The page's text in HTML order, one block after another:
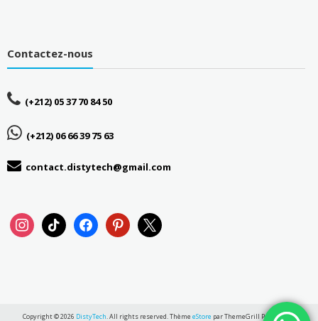
Contactez-nous
(+212) 05 37 70 84 50
(+212) 06 66 39 75 63
contact.distytech@gmail.com
instagramtiktok facebookpinterest
x
Copyright © 2026 DistyTech. All rights reserved. Thème eStore par ThemeGrill Powered by